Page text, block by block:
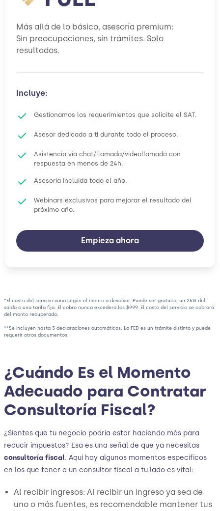
Más allá de lo básico, asesoría premium:
Sin preocupaciones, sin trámites. Solo
resultados.
Incluye:
Gestionamos los requerimientos que solicite el SAT.
Asesor dedicado a ti durante todo el proceso.
Asistencia vía chat/llamada/videollamada con
respuesta en menos de 24h.
Asesoría incluida todo el año.
Webinars exclusivos para mejorar el resultado del
próximo año.
Empieza ahora
*El costo del servicio varía según el monto a devolver. Puede ser gratuito, un 25% del
saldo o una tarifa fija. El cobro nunca excederá los $999. El costo del servicio se cobrará
del monto recuperado.
**Se incluyen hasta 3 declaraciones automáticas. La FED es un trámite distinto y puede
requerir otros documentos.
¿Cuándo Es el Momento
Adecuado para Contratar
Consultoría Fiscal?
¿Sientes que tu negocio podría estar haciendo más para
reducir impuestos? Esa es una señal de que ya necesitas
consultoría fiscal. Aquí hay algunos momentos específicos
en los que tener a un consultor fiscal a tu lado es vital:
Al recibir ingresos: Al recibir un ingreso ya sea de
uno o más fuentes, es recomendable mantener tus